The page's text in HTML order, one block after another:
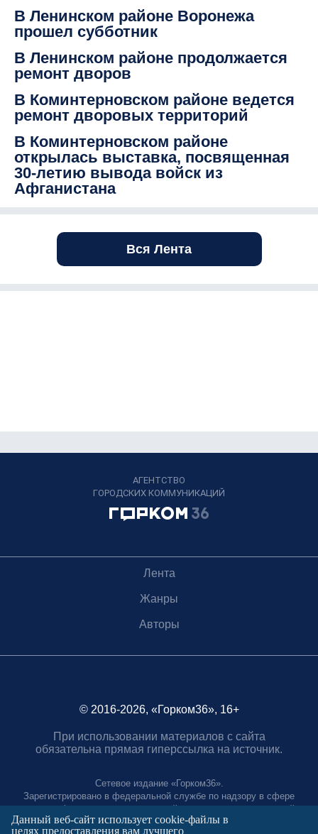
В Ленинском районе Воронежа
прошел субботник
В Ленинском районе продолжается
ремонт дворов
В Коминтерновском районе ведется
ремонт дворовых территорий
В Коминтерновском районе
открылась выставка, посвященная
30-летию вывода войск из
Афганистана
Вся Лента
АГЕНТСТВО
ГОРОДСКИХ КОММУНИКАЦИЙ
Лента
Жанры
Авторы
© 2016-2026, «Горком36», 16+
При использовании материалов с сайта
обязательна прямая гиперссылка на источник.
Сетевое издание «Горком36».
Зарегистрировано в федеральной службе по надзору в сфере
связи, информационных технологий и массовых коммуникаций.
Регистрационный номер ЭЛ № ФС77-88966 от 21 января 2025 г.
Данный веб-сайт использует cookie-файлы в
целях предоставления вам лучшего